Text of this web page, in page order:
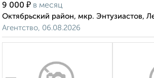
9 000 ₽ в месяц
Октябрьский район, мкр. Энтузиастов,
Агентство, 06.08.2026